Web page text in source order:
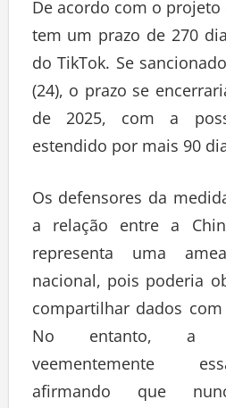
De acordo com o projeto
tem um prazo de 270
do TikTok. Se
(24), o prazo se
de 2025, com a
estendido por mais 90
Os defensores da
a relação entre a
representa uma
nacional, pois poderia
compartilhar dados
No entanto, a
veementemente
afirmando que